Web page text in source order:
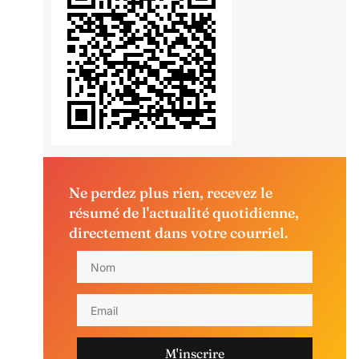
Ne perdez plus rien, recevez le
résumé de l'actualité quotidienne,
directement dans votre courriel.
M'inscrire